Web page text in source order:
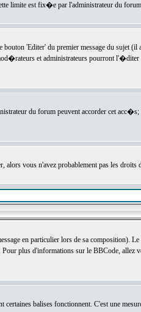
limite est fix�e par l'administrateur du
'Editer' du premier message du sujet (il
et administrateurs pourront
du forum peuvent accorder cet acc�s;
alors vous n'avez probablement pas les
en particulier lors de sa composition).
plus d'informations sur le BBCode, allez
balises fonctionnent. C'est une